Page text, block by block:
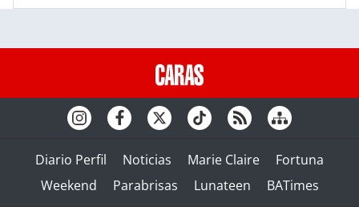
Diario Perfil Noticias Marie Claire
Fortuna
Weekend
Parabrisas Lunateen BATimes